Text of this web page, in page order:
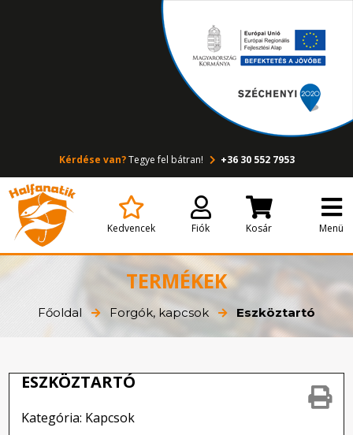
Kérdése van?Tegye fel bátran! +36 30 552 7953
Kedvencek Fiók Kosár Menü
TERMÉKEK
Főoldal Forgók, kapcsok Eszköztartó
ESZKÖZTARTÓ
Kategória: Kapcsok